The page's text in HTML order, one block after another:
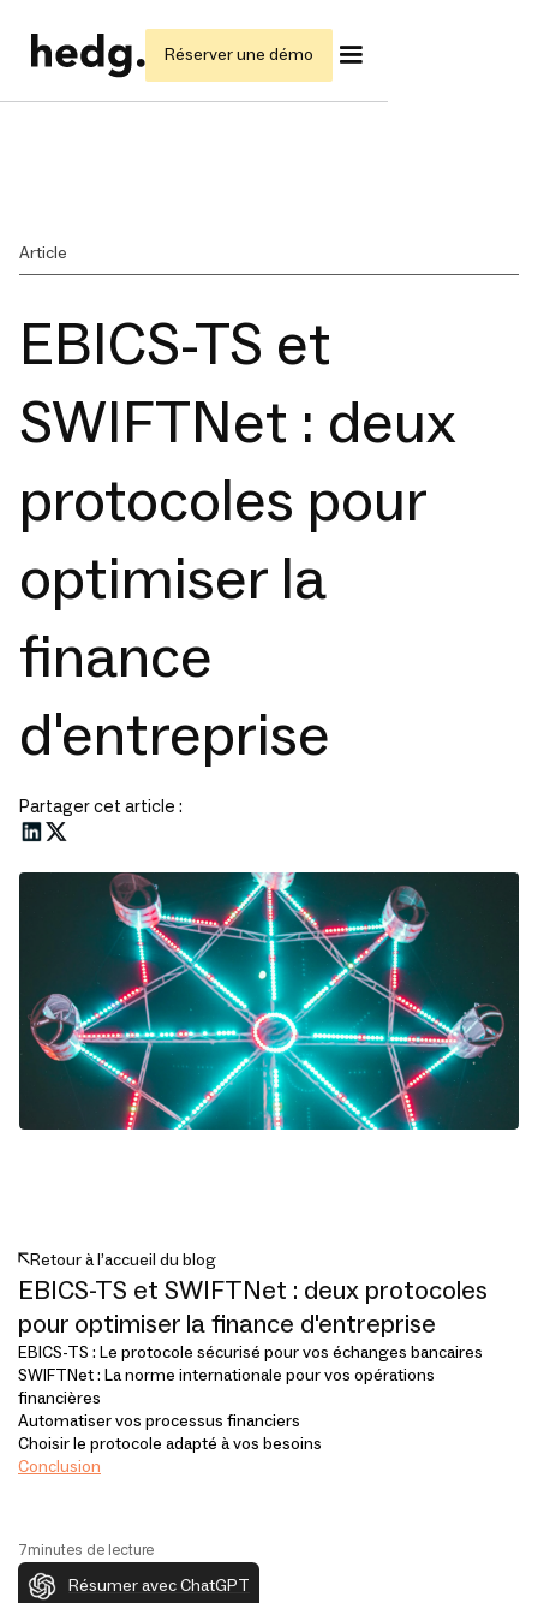
Réserver une démo
Article
EBICS-TS et
SWIFTNet : deux
protocoles pour
optimiser la
finance
d'entreprise
Partager cet article :
Retour à l’accueil du blog
EBICS-TS et SWIFTNet : deux protocoles
pour optimiser la finance d'entreprise
EBICS-TS : Le protocole sécurisé pour vos échanges bancaires
SWIFTNet : La norme internationale pour vos opérations
financières
Automatiser vos processus financiers
Choisir le protocole adapté à vos besoins
Conclusion
7minutes de lecture
Résumer avec ChatGPT